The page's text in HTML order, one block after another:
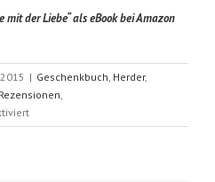
der Liebe“ als eBook bei Amazon
| Geschenkbuch, Herder,
Rezensionen,
für
Der